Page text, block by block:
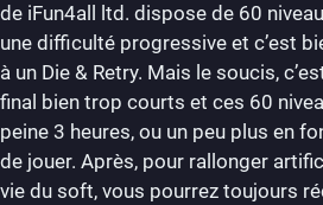
de iFun4all ltd. dispose de 60
une difficulté progressive et c’est
à un Die & Retry. Mais le soucis,
final bien trop courts et ces 60
peine 3 heures, ou un peu plus en
de jouer. Après, pour rallonger
vie du soft, vous pourrez toujours